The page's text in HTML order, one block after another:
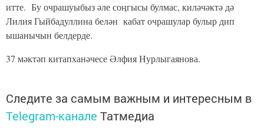
итте. Бу очрашуыбыз әле соңгысы булмас, киләчәктә дә
Лилия Гыйбадуллина белән кабат очрашулар булыр дип
ышанычын белдерде.
37 мәктәп китапханәчесе Әлфия Нурлыгаянова.
Следите за самым важным и интересным в
Telegram-канале Татмедиа